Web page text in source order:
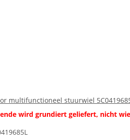
multifunctioneel stuurwiel
wird grundiert geliefert, nicht